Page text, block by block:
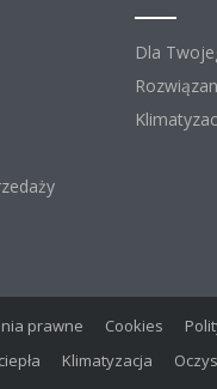
Dla
prawne Cookies
Klimatyzacja